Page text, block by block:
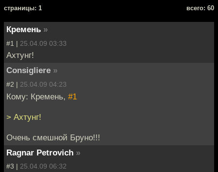
cтраницы: 1 всего: 60
Кремень »
#1 | 25.04.09 03:33
Ахтунг!
Consigliere »
#2 | 25.04.09 04:23
Кому: Кремень, #1
> Ахтунг!
Очень смешной Бруно!!!
Ragnar Petrovich »
#3 | 25.04.09 06:32